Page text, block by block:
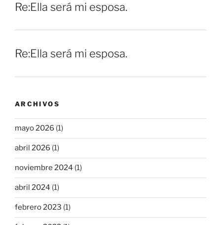
Re:Ella será mi esposa.
Re:Ella será mi esposa.
ARCHIVOS
mayo 2026 (1)
abril 2026 (1)
noviembre 2024 (1)
abril 2024 (1)
febrero 2023 (1)